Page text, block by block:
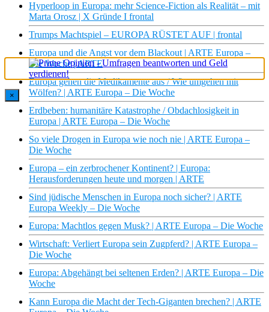
Hyperloop in Europa: mehr Science-Fiction als Realität – mit
Marta Orosz | X Gründe I frontal
Trumps Machtspiel – EUROPA RÜSTET AUF | frontal
Europa und die Angst vor dem Blackout | ARTE Europa –
Die Woche | ARTE
Europa gehen die Medikamente aus / Wie umgehen mit
Wölfen? | ARTE Europa – Die Woche
Erdbeben: humanitäre Katastrophe / Obdachlosigkeit in
Europa | ARTE Europa – Die Woche
So viele Drogen in Europa wie noch nie | ARTE Europa –
Die Woche
Europa – ein zerbrochener Kontinent? | Europa:
Herausforderungen heute und morgen | ARTE
Sind jüdische Menschen in Europa noch sicher? | ARTE
Europa Weekly – Die Woche
Europa: Machtlos gegen Musk? | ARTE Europa – Die Woche
Wirtschaft: Verliert Europa sein Zugpferd? | ARTE Europa –
Die Woche
Europa: Abgehängt bei seltenen Erden? | ARTE Europa – Die
Woche
Kann Europa die Macht der Tech-Giganten brechen? | ARTE
×